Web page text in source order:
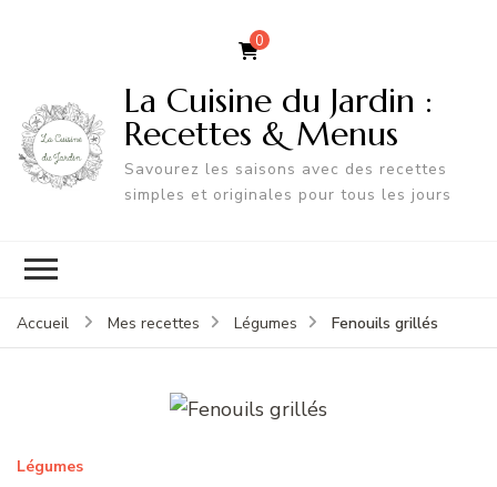
0
La Cuisine du Jardin :
Recettes & Menus
Savourez les saisons avec des recettes
simples et originales pour tous les jours
Accueil Mes recettes Légumes Fenouils grillés
Légumes